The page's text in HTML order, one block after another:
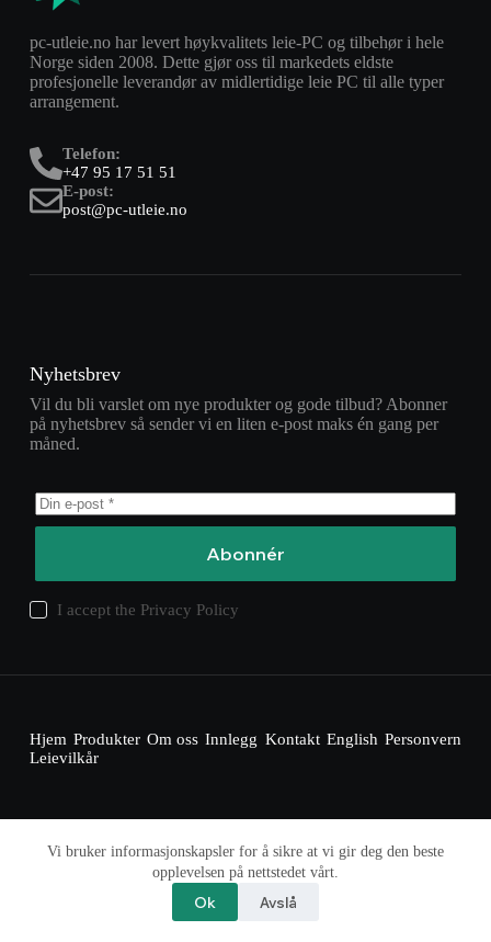
Vi bruker informasjonskapsler for å sikre at vi gir deg den beste
opplevelsen på nettstedet vårt.
Ok Avslå
pc-utleie.no har levert høykvalitets leie-PC og tilbehør i hele
Norge siden 2008. Dette gjør oss til markedets eldste
profesjonelle leverandør av midlertidige leie PC til alle typer
arrangement.
Telefon:
+47 95 17 51 51
E-post:
post@pc-utleie.no
Nyhetsbrev
Vil du bli varslet om nye produkter og gode tilbud? Abonner
på nyhetsbrev så sender vi en liten e-post maks én gang per
måned.
Abonnér
I accept the Privacy Policy
Hjem Produkter Om oss Innlegg Kontakt English Personvern
Leievilkår
Opphavsrett © 2025 – pc-utleie.no
Tjenesten leveres av Kopperud Nordic